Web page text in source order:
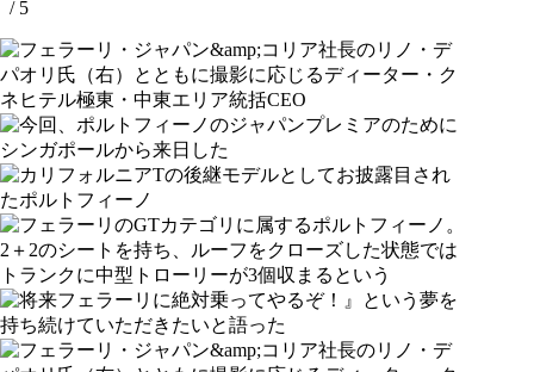
/ 5